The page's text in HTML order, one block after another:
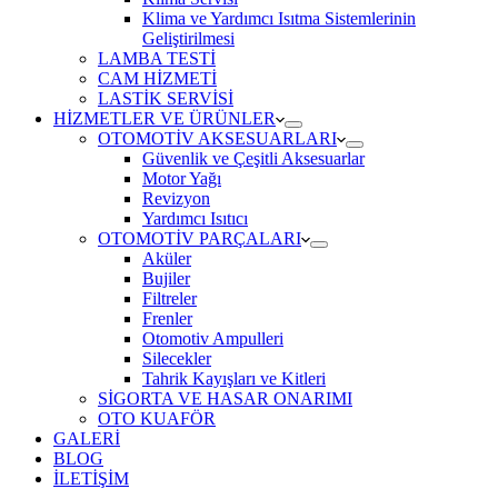
Klima ve Yardımcı Isıtma Sistemlerinin
Geliştirilmesi
LAMBA TESTİ
CAM HİZMETİ
LASTİK SERVİSİ
HİZMETLER VE ÜRÜNLER
OTOMOTİV AKSESUARLARI
Güvenlik ve Çeşitli Aksesuarlar
Motor Yağı
Revizyon
Yardımcı Isıtıcı
OTOMOTİV PARÇALARI
Aküler
Bujiler
Filtreler
Frenler
Otomotiv Ampulleri
Silecekler
Tahrik Kayışları ve Kitleri
SİGORTA VE HASAR ONARIMI
OTO KUAFÖR
GALERİ
BLOG
İLETİŞİM